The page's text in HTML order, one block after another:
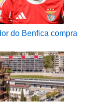
do Benfica compra